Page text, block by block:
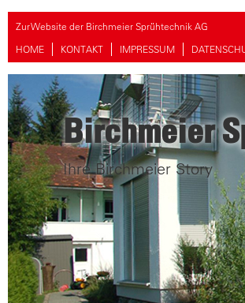
Birchmeier
Ihre Birchmeier Story
HOME KONTAKT IMPRESSUM
Zur Website der Birchmeier Sprühtechnik AG